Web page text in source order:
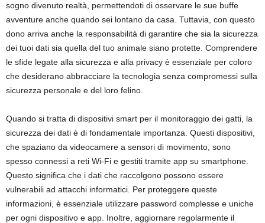
sogno divenuto realtà, permettendoti di osservare le sue buffe
avventure anche quando sei lontano da casa. Tuttavia, con questo
dono arriva anche la responsabilità di garantire che sia la sicurezza
dei tuoi dati sia quella del tuo animale siano protette. Comprendere
le sfide legate alla sicurezza e alla privacy è essenziale per coloro
che desiderano abbracciare la tecnologia senza compromessi sulla
sicurezza personale e del loro felino.
Quando si tratta di dispositivi smart per il monitoraggio dei gatti, la
sicurezza dei dati è di fondamentale importanza. Questi dispositivi,
che spaziano da videocamere a sensori di movimento, sono
spesso connessi a reti Wi-Fi e gestiti tramite app su smartphone.
Questo significa che i dati che raccolgono possono essere
vulnerabili ad attacchi informatici. Per proteggere queste
informazioni, è essenziale utilizzare password complesse e uniche
per ogni dispositivo e app. Inoltre, aggiornare regolarmente il